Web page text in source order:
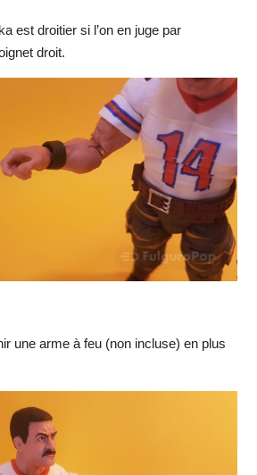
est droitier si l’on en juge par
droit.
une arme à feu (non incluse) en plus